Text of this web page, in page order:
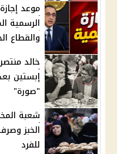
الرسمية
والقطاع
خالد
إبستين
"صورة"
شعبة
للفرد